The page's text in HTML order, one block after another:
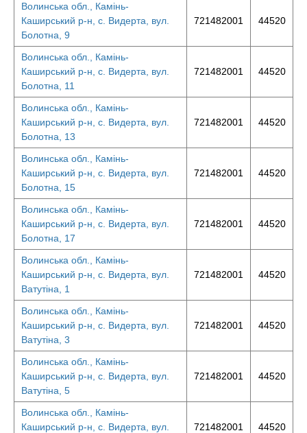
Волинська обл., Камінь-
Каширський р-н, с. Видерта, вул.
Болотна, 9
721482001 44520
Волинська обл., Камінь-
Каширський р-н, с. Видерта, вул.
Болотна, 11
721482001 44520
Волинська обл., Камінь-
Каширський р-н, с. Видерта, вул.
Болотна, 13
721482001 44520
Волинська обл., Камінь-
Каширський р-н, с. Видерта, вул.
Болотна, 15
721482001 44520
Волинська обл., Камінь-
Каширський р-н, с. Видерта, вул.
Болотна, 17
721482001 44520
Волинська обл., Камінь-
Каширський р-н, с. Видерта, вул.
Ватутіна, 1
721482001 44520
Волинська обл., Камінь-
Каширський р-н, с. Видерта, вул.
Ватутіна, 3
721482001 44520
Волинська обл., Камінь-
Каширський р-н, с. Видерта, вул.
Ватутіна, 5
721482001 44520
Волинська обл., Камінь-
Каширський р-н, с. Видерта, вул.
721482001 44520